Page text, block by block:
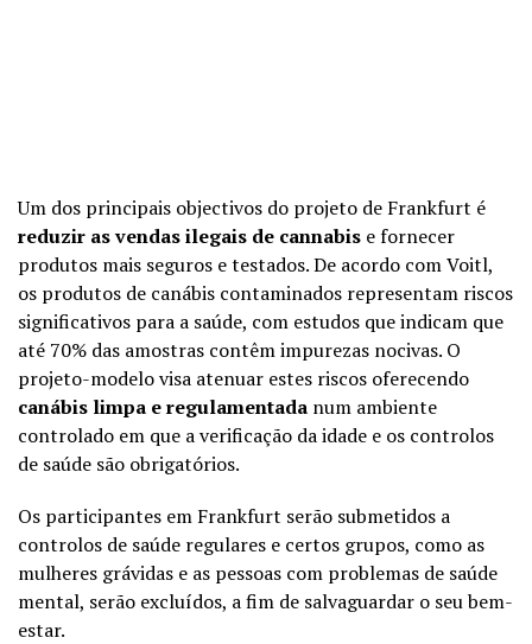
Um dos principais objectivos do projeto de Frankfurt é
reduzir as vendas ilegais de cannabis e fornecer
produtos mais seguros e testados. De acordo com Voitl,
os produtos de canábis contaminados representam riscos
significativos para a saúde, com estudos que indicam que
até 70% das amostras contêm impurezas nocivas. O
projeto-modelo visa atenuar estes riscos oferecendo
canábis limpa e regulamentada num ambiente
controlado em que a verificação da idade e os controlos
de saúde são obrigatórios.
Os participantes em Frankfurt serão submetidos a
controlos de saúde regulares e certos grupos, como as
mulheres grávidas e as pessoas com problemas de saúde
mental, serão excluídos, a fim de salvaguardar o seu bem-
estar.